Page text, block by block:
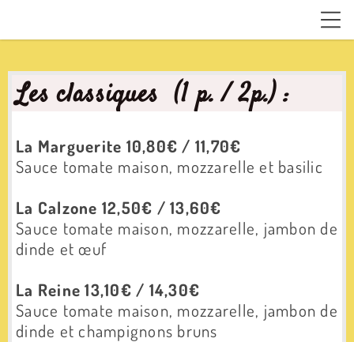
Les classiques (1 p. / 2p.) :
La Marguerite 10,80€ / 11,70€
Sauce tomate maison, mozzarelle et basilic
La Calzone 12,50€ / 13,60€
Sauce tomate maison, mozzarelle, jambon de
dinde et œuf
La Reine 13,10€ / 14,30€
Sauce tomate maison, mozzarelle, jambon de
dinde et champignons bruns